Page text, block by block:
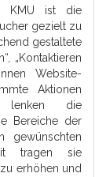
KMU ist die
gezielt zu
gestaltete
„Kontaktieren
Website-
Aktionen
lenken die
Bereiche der
gewünschten
tragen sie
erhöhen und